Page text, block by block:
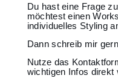
Du hast eine Frage
möchtest einen
individuelles Styling
Dann schreib mir
Nutze das
wichtigen Infos direkt